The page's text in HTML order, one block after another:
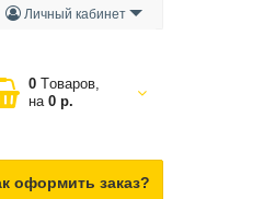
Личный кабинет
0 Tоваров,
на
0 р.
оформить заказ?